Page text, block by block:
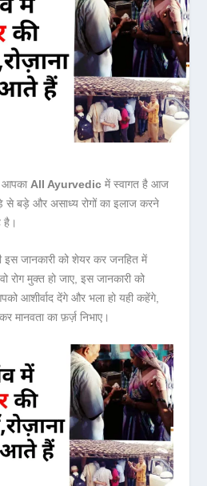
आपका All Ayurvedic में स्वागत है आज
बड़े और असाध्य रोगों का इलाज करने
है।
जानकारी को शेयर कर जनहित में
रोग मुक्त हो जाए, इस जानकारी को
आशीर्वाद देंगे और भला हो यही कहेंगे,
मानवता का फ़र्ज़ निभाए।